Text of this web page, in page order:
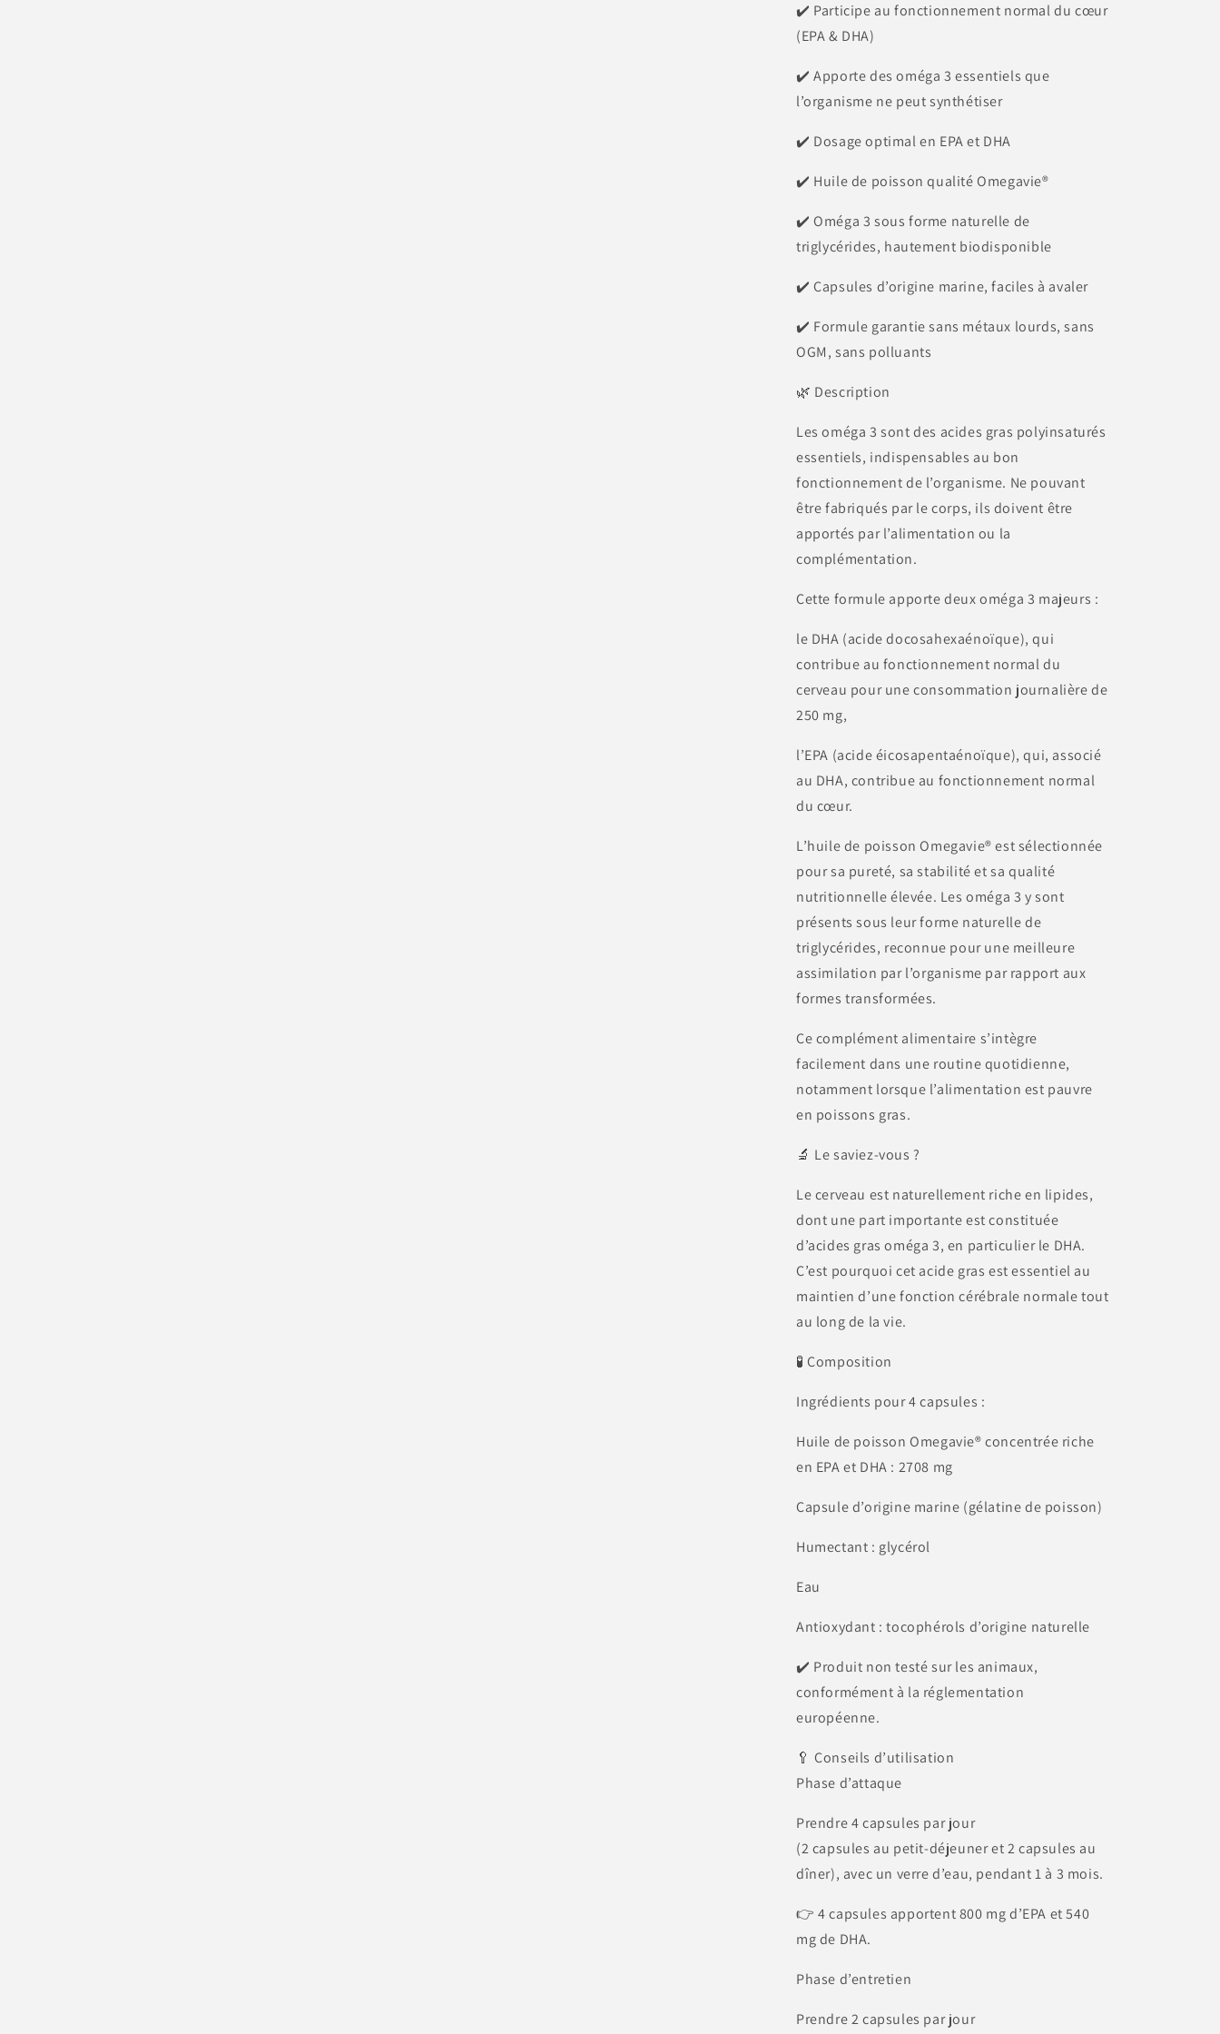
✔️ Participe au fonctionnement normal du cœur
(EPA & DHA)
✔️ Apporte des oméga 3 essentiels que
l’organisme ne peut synthétiser
✔️ Dosage optimal en EPA et DHA
✔️ Huile de poisson qualité Omegavie®
✔️ Oméga 3 sous forme naturelle de
triglycérides, hautement biodisponible
✔️ Capsules d’origine marine, faciles à avaler
✔️ Formule garantie sans métaux lourds, sans
OGM, sans polluants
🌿 Description
Les oméga 3 sont des acides gras polyinsaturés
essentiels, indispensables au bon
fonctionnement de l’organisme. Ne pouvant
être fabriqués par le corps, ils doivent être
apportés par l’alimentation ou la
complémentation.
Cette formule apporte deux oméga 3 majeurs :
le DHA (acide docosahexaénoïque), qui
contribue au fonctionnement normal du
cerveau pour une consommation journalière de
250 mg,
l’EPA (acide éicosapentaénoïque), qui, associé
au DHA, contribue au fonctionnement normal
du cœur.
L’huile de poisson Omegavie® est sélectionnée
pour sa pureté, sa stabilité et sa qualité
nutritionnelle élevée. Les oméga 3 y sont
présents sous leur forme naturelle de
triglycérides, reconnue pour une meilleure
assimilation par l’organisme par rapport aux
formes transformées.
Ce complément alimentaire s’intègre
facilement dans une routine quotidienne,
notamment lorsque l’alimentation est pauvre
en poissons gras.
🔬 Le saviez-vous ?
Le cerveau est naturellement riche en lipides,
dont une part importante est constituée
d’acides gras oméga 3, en particulier le DHA.
C’est pourquoi cet acide gras est essentiel au
maintien d’une fonction cérébrale normale tout
au long de la vie.
🧪 Composition
Ingrédients pour 4 capsules :
Huile de poisson Omegavie® concentrée riche
en EPA et DHA : 2708 mg
Capsule d’origine marine (gélatine de poisson)
Humectant : glycérol
Eau
Antioxydant : tocophérols d’origine naturelle
✔️ Produit non testé sur les animaux,
conformément à la réglementation
européenne.
🥄 Conseils d’utilisation
Phase d’attaque
Prendre 4 capsules par jour
(2 capsules au petit-déjeuner et 2 capsules au
dîner), avec un verre d’eau, pendant 1 à 3 mois.
👉 4 capsules apportent 800 mg d’EPA et 540
mg de DHA.
Phase d’entretien
Prendre 2 capsules par jour